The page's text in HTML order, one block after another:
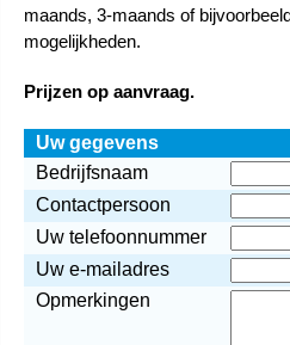
maands, 3-maands of
mogelijkheden.
Prijzen op aanvraag.
Uw gegevens
Bedrijfsnaam
Contactpersoon
Uw telefoonnummer
Uw e-mailadres
Opmerkingen